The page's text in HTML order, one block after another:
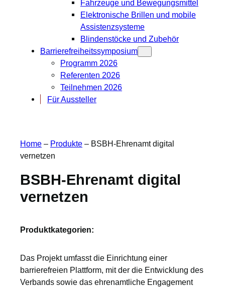
Fahrzeuge und Bewegungsmittel
Elektronische Brillen und mobile
Assistenzsysteme
Blindenstöcke und Zubehör
Barrierefreiheitssymposium
Programm 2026
Referenten 2026
Teilnehmen 2026
Für Aussteller
Home – Produkte – BSBH-Ehrenamt digital
vernetzen
BSBH-Ehrenamt digital
vernetzen
Produktkategorien:
Das Projekt umfasst die Einrichtung einer
barrierefreien Plattform, mit der die Entwicklung des
Verbands sowie das ehrenamtliche Engagement